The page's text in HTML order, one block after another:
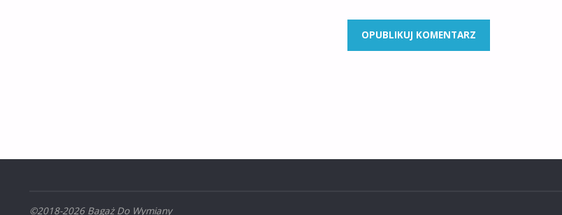
©2018-2026 Bagaż Do Wymiany